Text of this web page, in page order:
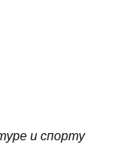
и спорту